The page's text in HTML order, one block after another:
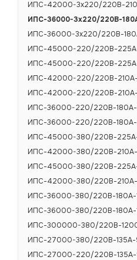
ИПС-42000-3х220/220В-
ИПС-36000-3х220/220В-
ИПС-36000-3х220/220В-
ИПС-45000-220/220В-225А-
ИПС-45000-220/220В-225А-
ИПС-42000-220/220В-210А-
ИПС-42000-220/220В-210А-
ИПС-36000-220/220В-180А-
ИПС-36000-220/220В-180А-
ИПС-45000-380/220В-225А-
ИПС-42000-380/220В-210А-
ИПС-45000-380/220В-225А-
ИПС-42000-380/220В-210А-
ИПС-36000-380/220В-180А-
ИПС-36000-380/220В-180А-
ИПС-300000-380/220В-
ИПС-27000-380/220В-135А-
ИПС-27000-220/220В-135А-